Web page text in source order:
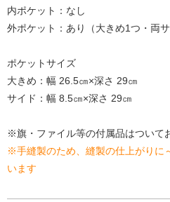
内ポケット：なし
外ポケット：あり（大きめ1つ・両
ポケットサイズ
大きめ：幅 26.5㎝×深さ 29㎝
サイド：幅 8.5㎝×深さ 29㎝
※旗・ファイル等の付属品はついて
※手縫製のため、縫製の仕上がりに
います